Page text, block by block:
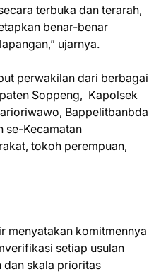
terbuka dan terarah,
benar-benar
ujarnya.
perwakilan dari berbagai
Soppeng, Kapolsek
Bappelitbanbda
se-Kecamatan
tokoh perempuan,
menyatakan komitmennya
setiap usulan
dan skala prioritas